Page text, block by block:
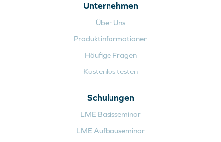
Unternehmen
Über Uns
Produktinformationen
Häufige Fragen
Kostenlos testen
Schulungen
LME Basisseminar
LME Aufbauseminar